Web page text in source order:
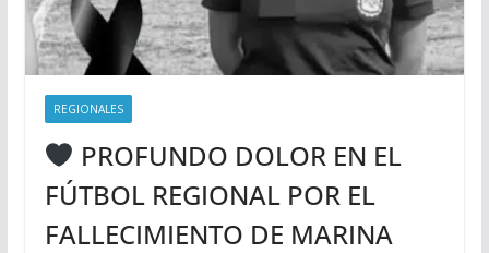
REGIONALES
PROFUNDO DOLOR EN EL
FÚTBOL REGIONAL POR EL
FALLECIMIENTO DE MARINA